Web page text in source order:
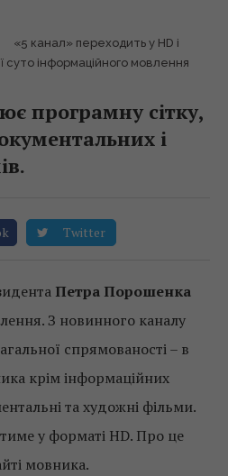
«5 канал» переходить у HD і
суто інформаційного мовлення
програмну сітку,
і
Twitter
Петра Порошенка
З новинного каналу
спрямованості – в
крім інформаційних
та художні фільми.
у форматі HD. Про це
мовника.